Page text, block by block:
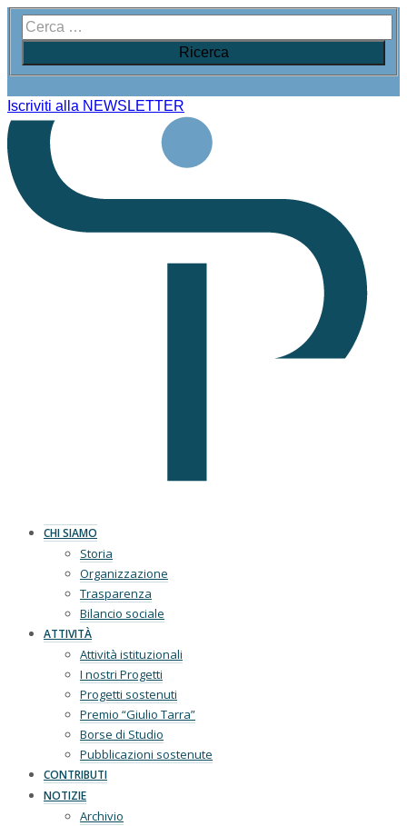
Iscriviti alla NEWSLETTER
CHI SIAMO
Storia
Organizzazione
Trasparenza
Bilancio sociale
ATTIVITÀ
Attività istituzionali
I nostri Progetti
Progetti sostenuti
Premio “Giulio Tarra”
Borse di Studio
Pubblicazioni sostenute
CONTRIBUTI
NOTIZIE
Archivio